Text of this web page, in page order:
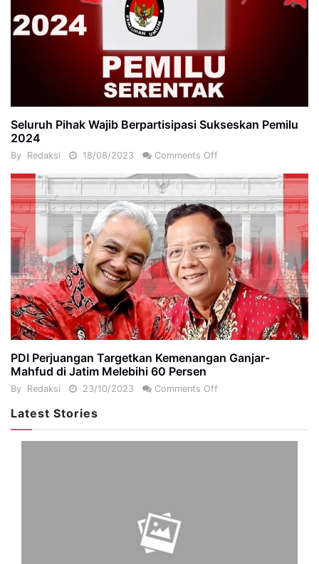
Seluruh Pihak Wajib Berpartisipasi Sukseskan Pemilu
2024
By Redaksi 18/08/2023 Comments Off
PDI Perjuangan Targetkan Kemenangan Ganjar-
Mahfud di Jatim Melebihi 60 Persen
By Redaksi 23/10/2023 Comments Off
Latest Stories